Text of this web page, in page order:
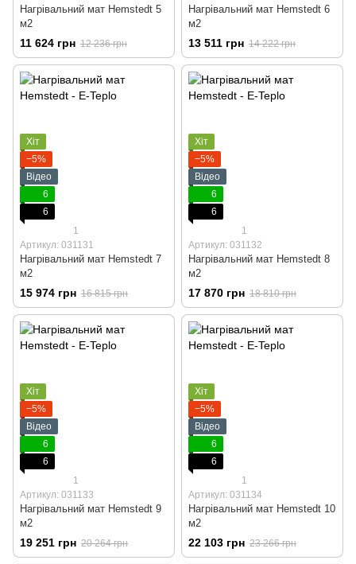
Нагрівальний мат Hemstedt 5
м2
11 624 грн 12 236 грн
Нагрівальний мат Hemstedt 6
м2
13 511 грн 14 222 грн
Хіт
−5%
Відео
6
6
1
Артикул: 031131
Нагрівальний мат Hemstedt 7
м2
15 974 грн 16 815 грн
Хіт
−5%
Відео
6
6
1
Артикул: 031132
Нагрівальний мат Hemstedt 8
м2
17 870 грн 18 810 грн
Хіт
−5%
Відео
6
6
1
Артикул: 031133
Нагрівальний мат Hemstedt 9
м2
19 251 грн 20 264 грн
Хіт
−5%
Відео
6
6
1
Артикул: 031134
Нагрівальний мат Hemstedt 10
м2
22 103 грн 23 266 грн